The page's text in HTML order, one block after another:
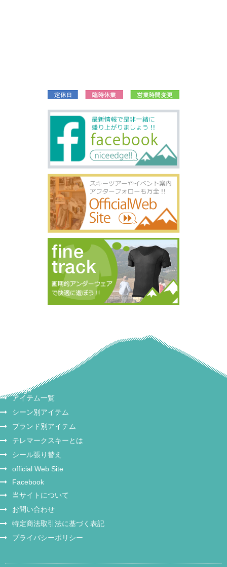
nice edge
アイテム一覧
シーン別アイテム
ブランド別アイテム
テレマークスキーとは
シール張り替え
official Web Site
Facebook
当サイトについて
お問い合わせ
特定商法取引法に基づく表記
プライバシーポリシー